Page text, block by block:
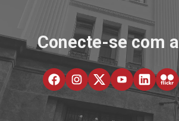
Conecte-se com